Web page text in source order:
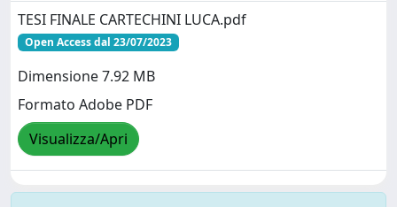
TESI FINALE CARTECHINI LUCA.pdf
Open Access dal 23/07/2023
Dimensione 7.92 MB
Formato Adobe PDF
Visualizza/Apri